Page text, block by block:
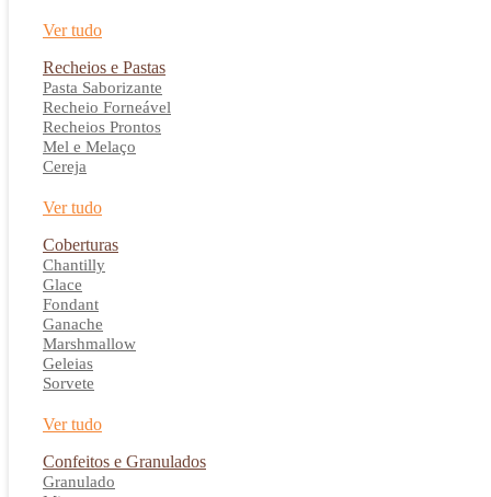
Ver tudo
Recheios e Pastas
Pasta Saborizante
Recheio Forneável
Recheios Prontos
Mel e Melaço
Cereja
Ver tudo
Coberturas
Chantilly
Glace
Fondant
Ganache
Marshmallow
Geleias
Sorvete
Ver tudo
Confeitos e Granulados
Granulado